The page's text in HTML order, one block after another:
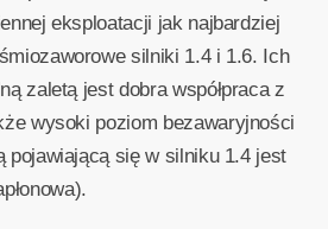
eksploatacji jak najbardziej
silniki 1.4 i 1.6. Ich
zaletą jest dobra współpraca z
wysoki poziom bezawaryjności
pojawiającą się w silniku 1.4 jest